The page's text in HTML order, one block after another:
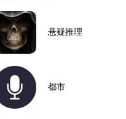
悬疑推理
都市